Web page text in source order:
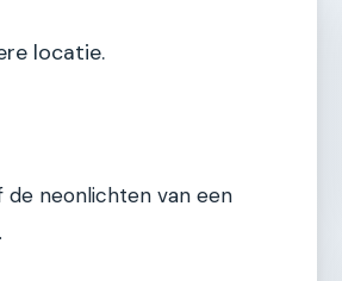
locatie.
de neonlichten van een